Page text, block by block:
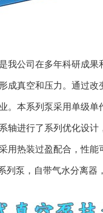
司在多年科研成果
成真空和压力。通过
。本系列泵采用单级
轴进行了系列优化设
用热装过盈配合，性
列泵，自带气水分离